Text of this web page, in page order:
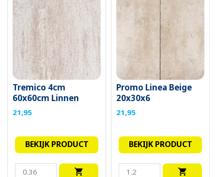
Tremico 4cm
60x60cm Linnen
21,95
BEKIJK PRODUCT

Promo Linea Beige
20x30x6
21,95
BEKIJK PRODUCT
